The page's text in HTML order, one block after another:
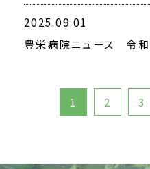
2025.09.01
豊栄病院ニュース 令
1 2 3